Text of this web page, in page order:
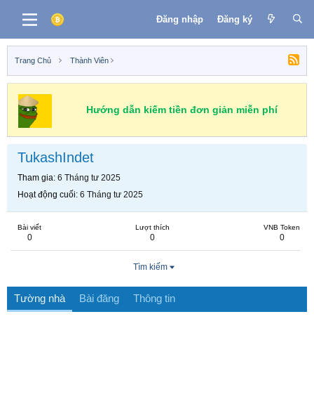
Đăng nhập Đăng ký
Trang Chủ Thành Viên
Hướng dẫn kiếm tiền đơn giản miễn phí
TukashIndet
Tham gia 6 Tháng tư 2025
Hoạt động cuối 6 Tháng tư 2025
Bài viết
0
Lượt thích
0
VNB Token
0
Tìm kiếm
Tường nhà Bài đăng Thông tin